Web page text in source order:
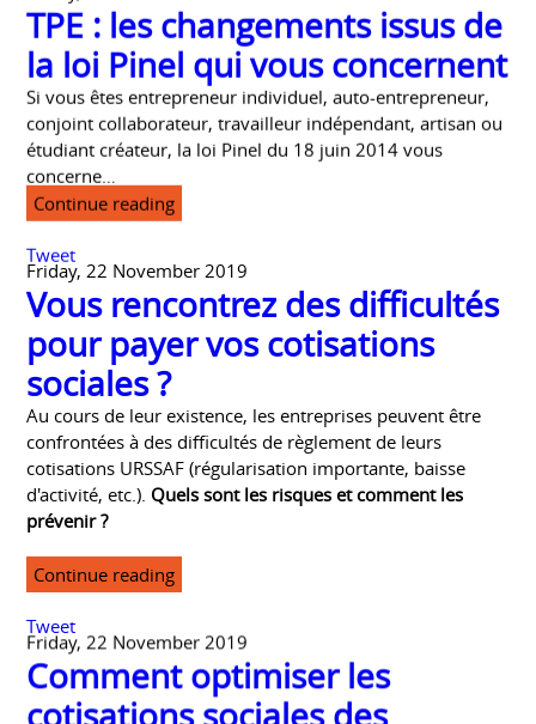
Tweet
Friday, 22 November 2019
TPE : les changements issus de
la loi Pinel qui vous concernent
Si vous êtes entrepreneur individuel, auto-entrepreneur,
conjoint collaborateur, travailleur indépendant, artisan ou
étudiant créateur, la loi Pinel du 18 juin 2014 vous
concerne…
Continue reading
Friday, 22 November 2019
Vous rencontrez des difficultés
pour payer vos cotisations
sociales ?
Au cours de leur existence, les entreprises peuvent être
confrontées à des difficultés de règlement de leurs
cotisations URSSAF (régularisation importante, baisse
d'activité, etc.).Quels sont les risques et comment les
Continue reading
Tweet